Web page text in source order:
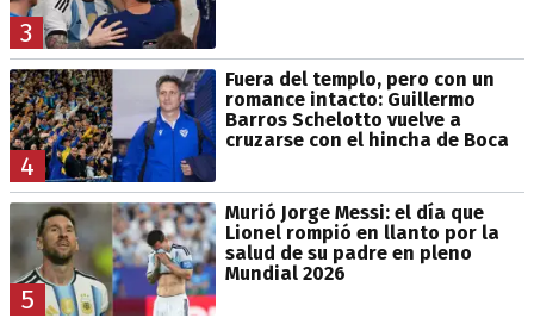
3
4
Fuera del templo, pero con un
romance intacto: Guillermo
Barros Schelotto vuelve a
cruzarse con el hincha de Boca
5
Murió Jorge Messi: el día que
Lionel rompió en llanto por la
salud de su padre en pleno
Mundial 2026